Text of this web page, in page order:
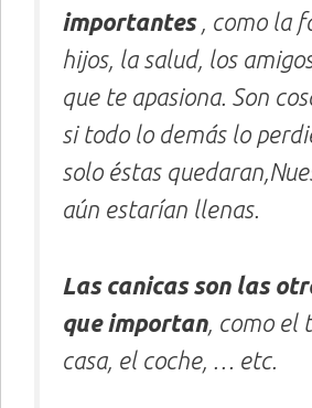
importantes, como la
hijos, la salud, los
que te apasiona. Son
si todo lo demás lo
solo éstas
aún estarían llenas.
Las canicas son las
que importan, como el
casa, el coche, … etc.